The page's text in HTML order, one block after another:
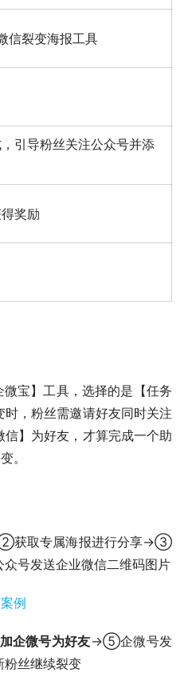
信裂变海报工具
引导粉丝关注公众号并添
奖励
宝】工具，选择的是【任务
，粉丝需邀请好友同时关注
信】为好友，才算完成一个助
。
获取专属海报进行分享→③
众号发送企业微信二维码图片
企微号为好友→⑤企微号发
粉丝继续裂变